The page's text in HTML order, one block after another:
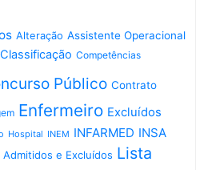
Alteração Assistente Operacional
Classificação Competências
Público Contrato
Enfermeiro Excluídos
Hospital INEM INFARMED INSA
Admitidos e Excluídos Lista